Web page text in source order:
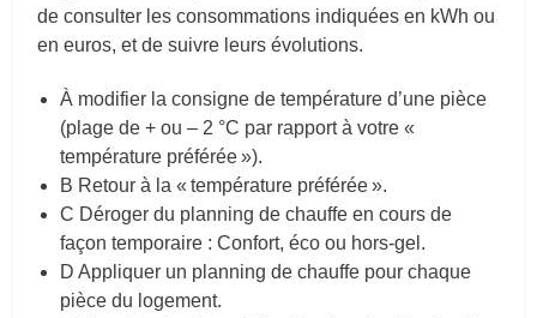
de consulter les consommations indiquées en kWh ou
en euros, et desuivre leurs évolutions.
À modifier la consigne de température d’une pièce
(plage de + ou – 2 °C par rapport à votre «
température préférée »).
B Retour à la « température préférée ».
C Déroger du planning de chauffe en cours de
façon temporaire : Confort, éco ou hors-gel.
D Appliquer un planning de chauffe pour chaque
pièce du logement.